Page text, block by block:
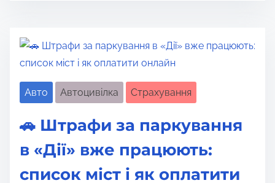
Авто Автоцивілка Страхування
🚗 Штрафи за паркування
в «Дії» вже працюють:
список міст і як оплатити